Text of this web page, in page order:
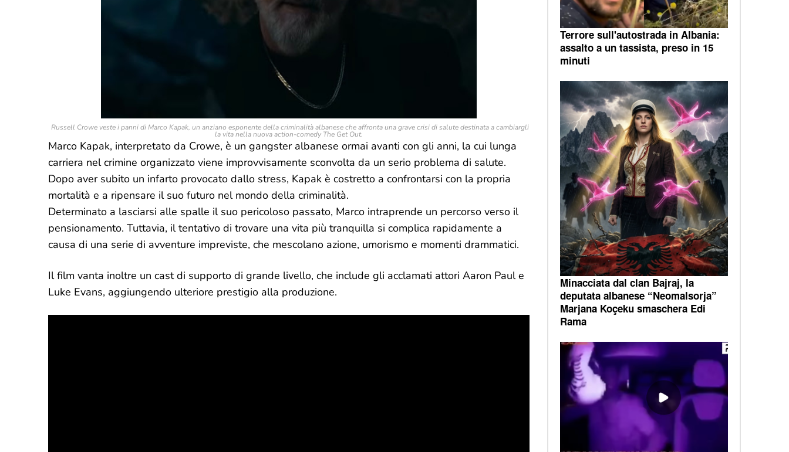
Russell Crowe veste i panni di Marco Kapak, un anziano esponente della criminalità albanese che affronta una grave crisi di salute destinata a cambiargli
la vita nella nuova action-comedy The Get Out.
Marco Kapak, interpretato da Crowe, è un gangster albanese ormai avanti con gli anni, la cui lunga
carriera nel crimine organizzato viene improvvisamente sconvolta da un serio problema di salute.
Dopo aver subito un infarto provocato dallo stress, Kapak è costretto a confrontarsi con la propria
mortalità e a ripensare il suo futuro nel mondo della criminalità.
Determinato a lasciarsi alle spalle il suo pericoloso passato, Marco intraprende un percorso verso il
pensionamento. Tuttavia, il tentativo di trovare una vita più tranquilla si complica rapidamente a
causa di una serie di avventure impreviste, che mescolano azione, umorismo e momenti drammatici.
Il film vanta inoltre un cast di supporto di grande livello, che include gli acclamati attori Aaron Paul e
Luke Evans, aggiungendo ulteriore prestigio alla produzione.
Terrore sull'autostrada in Albania:
assalto a un tassista, preso in 15
minuti
Minacciata dal clan Bajraj, la
deputata albanese “Neomalsorja”
Marjana Koçeku smaschera Edi
Rama